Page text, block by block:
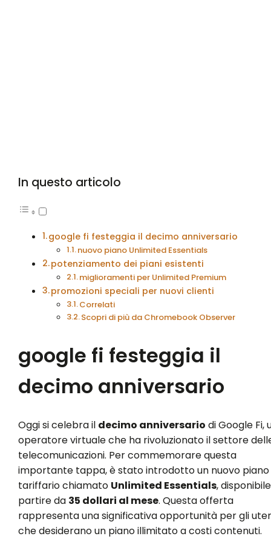
In questo articolo
google fi festeggia il decimo anniversario
nuovo piano Unlimited Essentials
potenziamento dei piani esistenti
miglioramenti per Unlimited Premium
promozioni speciali per nuovi clienti
Correlati
Scopri di più da Chromebook Observer
google fi festeggia il
decimo anniversario
Oggi si celebra il decimo anniversario di Google Fi,
operatore virtuale che ha rivoluzionato il settore
telecomunicazioni. Per commemorare questa
importante tappa, è stato introdotto un nuovo piano
tariffario chiamato Unlimited Essentials,
partire da 35 dollari al mese. Questa offerta
rappresenta una significativa opportunità per gli
che desiderano un piano illimitato a costi contenuti.